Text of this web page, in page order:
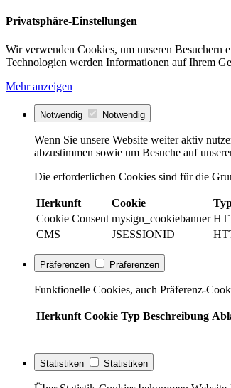
Privatsphäre-Einstellungen
Wir verwenden Cookies, um unseren Besuchern
Technologien werden Informationen auf Ihrem
Mehr anzeigen
Notwendig Notwendig
Wenn Sie unsere Website weiter aktiv
abzustimmen sowie um Besuche auf
Die erforderlichen Cookies sind für die
Herkunft Cookie
Cookie Consent mysign_cookiebanner
CMS
JSESSIONID
Präferenzen Präferenzen
Funktionelle Cookies, auch Präferenz-
Herkunft Cookie Typ Beschreibung
Statistiken Statistiken